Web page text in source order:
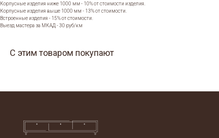
Корпусные изделия ниже 1000 мм - 10% от стоимости изделия.
Корпусные изделия выше 1000 мм - 13% от стоимости.
Встроенные изделия - 15% от стоимости.
Выезд мастера за МКАД - 30 руб/км
С этим товаром покупают